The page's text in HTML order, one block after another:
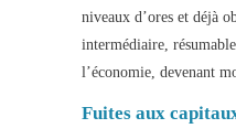
niveaux d’ores et déjà
intermédiaire,
l’économie, devenant
Fuites aux